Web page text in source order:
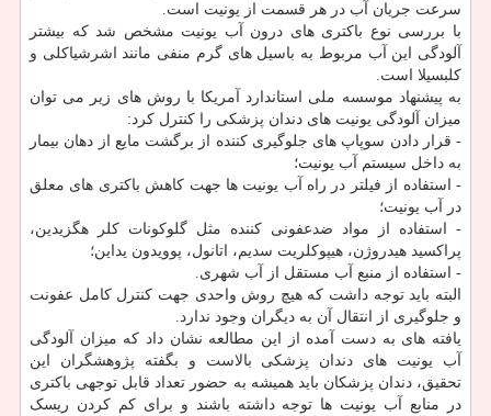
سرعت جریان آب در هر قسمت از یونیت است.
با بررسی نوع باکتری های درون آب یونیت مشخص شد که بیشتر
آلودگی این آب مربوط به باسیل های گرم منفی مانند اشرشیاکلی و
کلبسیلا است.
به پیشنهاد موسسه ملی استاندارد آمریکا با روش های زیر می توان
میزان آلودگی یونیت های دندان پزشکی را کنترل کرد:
- قرار دادن سوپاپ های جلوگیری کننده از برگشت مایع از دهان بیمار
به داخل سیستم آب یونیت؛
- استفاده از فیلتر در راه آب یونیت ها جهت کاهش باکتری های معلق
در آب یونیت؛
- استفاده از مواد ضدعفونی کننده مثل گلوکونات کلر هگزیدین،
پراکسید هیدروژن، هیپوکلریت سدیم، اتانول، پوویدون یداین؛
- استفاده از منبع آب مستقل از آب شهری.
البته باید توجه داشت که هیچ روش واحدی جهت کنترل کامل عفونت
و جلوگیری از انتقال آن به دیگران وجود ندارد.
یافته های به دست آمده از این مطالعه نشان داد که میزان آلودگی
آب یونیت های دندان پزشکی بالاست و بگفته پژوهشگران این
تحقیق، دندان پزشکان باید همیشه به حضور تعداد قابل توجهی باکتری
در منابع آب یونیت ها توجه داشته باشند و برای کم کردن ریسک